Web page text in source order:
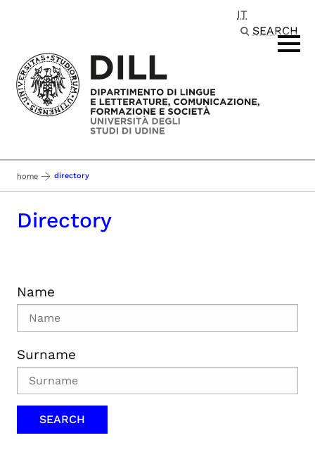
IT
SEARCH
home directory
Directory
Name
Surname